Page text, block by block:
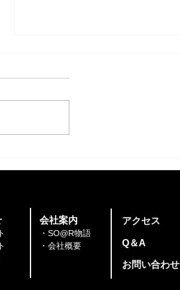
集積地ソアラ ブレイクミーテ
会社案内
・SO@R物語
・会社概要
​アクセス
​Q＆A
​お問い合わせ